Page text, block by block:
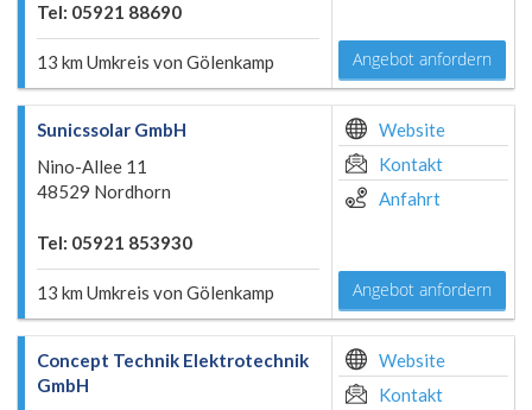
Tel: 05921 88690
13 km Umkreis von Gölenkamp Angebot anfordern
Sunicssolar GmbH
Nino-Allee 11
48529 Nordhorn
Tel: 05921 853930
13 km Umkreis von Gölenkamp
Website
Kontakt
Anfahrt
Angebot anfordern
Concept Technik Elektrotechnik
GmbH
Website
Kontakt